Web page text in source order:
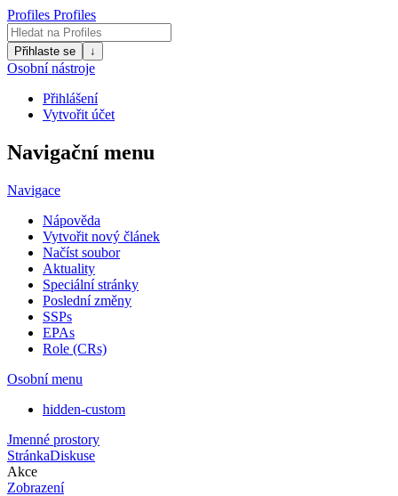
Profiles Profiles
Přihlaste se ↓
Osobní nástroje
Přihlášení
Vytvořit účet
Navigační menu
Navigace
Nápověda
Vytvořit nový článek
Načíst soubor
Aktuality
Speciální stránky
Poslední změny
SSPs
EPAs
Role (CRs)
Osobní menu
hidden-custom
Jmenné prostory
StránkaDiskuse
Akce
Zobrazení